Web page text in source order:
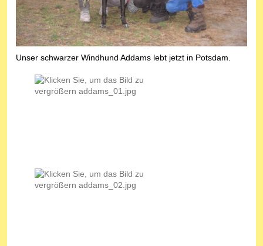
Unser schwarzer Windhund Addams lebt jetzt in Potsdam.